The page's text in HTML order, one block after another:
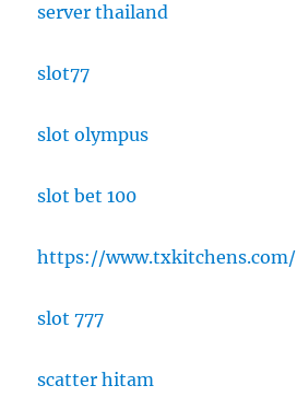
server thailand
slot77
slot olympus
slot bet 100
https://www.txkitchens.com/
slot 777
scatter hitam